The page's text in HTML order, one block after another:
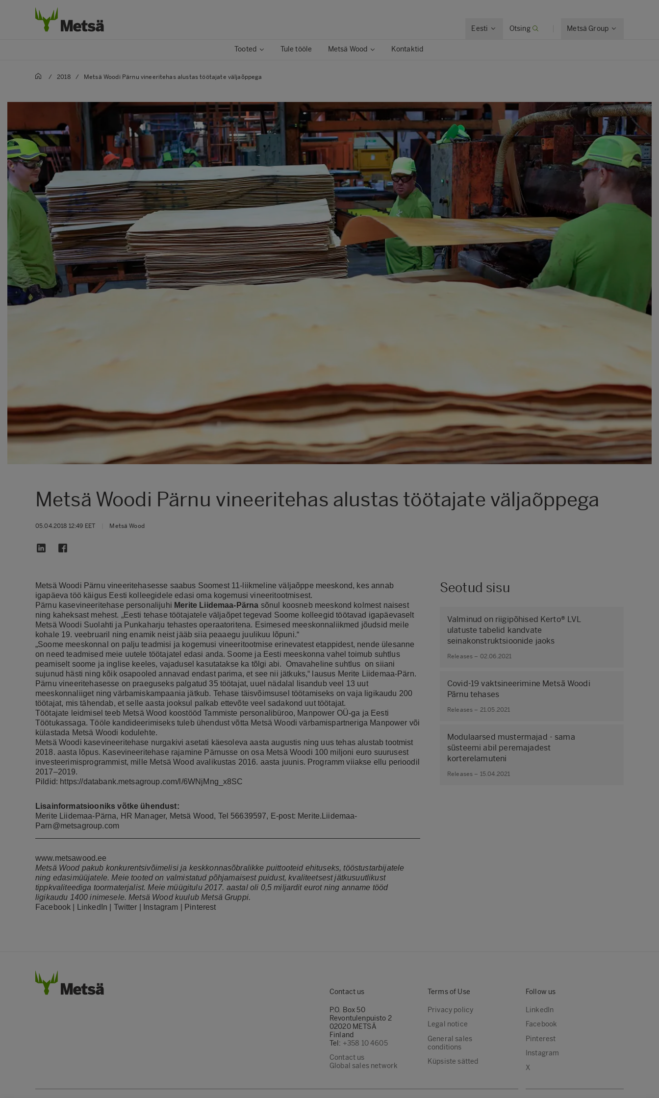
Eesti Otsing Metsä Group
Tooted Tule tööle Metsä Wood Kontaktid
/ 2018 / Metsä Woodi Pärnu vineeritehas alustas töötajate väljaõppega
Metsä Woodi Pärnu vineeritehas alustas töötajate väljaõppega
05.04.2018 12:49 EET Metsä Wood
Metsä Woodi Pärnu vineeritehasesse saabus Soomest 11-liikmeline väljaõppe meeskond, kes annab
igapäeva töö käigus Eesti kolleegidele edasi oma kogemusi vineeritootmisest.
Pärnu kasevineeritehase personalijuhi Merite Liidemaa-Pärna sõnul koosneb meeskond kolmest naisest
ning kaheksast mehest. „Eesti tehase töötajatele väljaõpet tegevad Soome kolleegid töötavad igapäevaselt
Metsä Woodi Suolahti ja Punkaharju tehastes operaatoritena. Esimesed meeskonnaliikmed jõudsid meile
kohale 19. veebruaril ning enamik neist jääb siia peaaegu juulikuu lõpuni.“
„Soome meeskonnal on palju teadmisi ja kogemusi vineeritootmise erinevatest etappidest, nende ülesanne
on need teadmised meie uutele töötajatel edasi anda. Soome ja Eesti meeskonna vahel toimub suhtlus
peamiselt soome ja inglise keeles, vajadusel kasutatakse ka tõlgi abi. Omavaheline suhtlus on siiani
sujunud hästi ning kõik osapooled annavad endast parima, et see nii jätkuks,“ lausus Merite Liidemaa-Pärn.
Pärnu vineeritehasesse on praeguseks palgatud 35 töötajat, uuel nädalal lisandub veel 13 uut
meeskonnaliiget ning värbamiskampaania jätkub. Tehase täisvõimsusel töötamiseks on vaja ligikaudu 200
töötajat, mis tähendab, et selle aasta jooksul palkab ettevõte veel sadakond uut töötajat.
Töötajate leidmisel teeb Metsä Wood koostööd Tammiste personalibüroo, Manpower OÜ-ga ja Eesti
Töötukassaga. Tööle kandideerimiseks tuleb ühendust võtta Metsä Woodi värbamispartneriga Manpower või
külastada Metsä Woodi kodulehte.
Metsä Woodi kasevineeritehase nurgakivi asetati käesoleva aasta augustis ning uus tehas alustab tootmist
2018. aasta lõpus. Kasevineeritehase rajamine Pärnusse on osa Metsä Woodi 100 miljoni euro suurusest
investeerimisprogrammist, mille Metsä Wood avalikustas 2016. aasta juunis. Programm viiakse ellu perioodil
2017–2019.
Pildid: https://databank.metsagroup.com/l/6WNjMng_x8SC
Lisainformatsiooniks võtke ühendust:
Merite Liidemaa-Pärna, HR Manager, Metsä Wood, Tel 56639597, E-post: Merite.Liidemaa-
Parn@metsagroup.com
www.metsawood.ee
Metsä Wood pakub konkurentsivõimelisi ja keskkonnasõbralikke puittooteid ehituseks, tööstustarbijatele
ning edasimüüjatele. Meie tooted on valmistatud põhjamaisest puidust, kvaliteetsest jätkusuutlikust
tippkvaliteediga toormaterjalist. Meie müügitulu 2017. aastal oli 0,5 miljardit eurot ning anname tööd
ligikaudu 1400 inimesele. Metsä Wood kuulub Metsä Gruppi.
Facebook
LinkedIn Twitter Instagram Pinterest
Seotud sisu
Valminud on riigipõhised Kerto® LVL
ulatuste tabelid kandvate
seinakonstruktsioonide jaoks
Releases – 02.06.2021
Covid-19 vaktsineerimine Metsä Woodi
Pärnu tehases
Releases – 21.05.2021
Modulaarsed mustermajad - sama
süsteemi abil peremajadest
korterelamuteni
Releases – 15.04.2021
Contact us
P.O. Box 50
Revontulenpuisto 2
02020 METSÄ
Finland
Tel: +358 10 4605
Contact us
Global sales network
Terms of Use
Privacy policy
Legal notice
General sales
conditions
Küpsiste sätted
Follow us
LinkedIn
Facebook
Pinterest
Instagram
X